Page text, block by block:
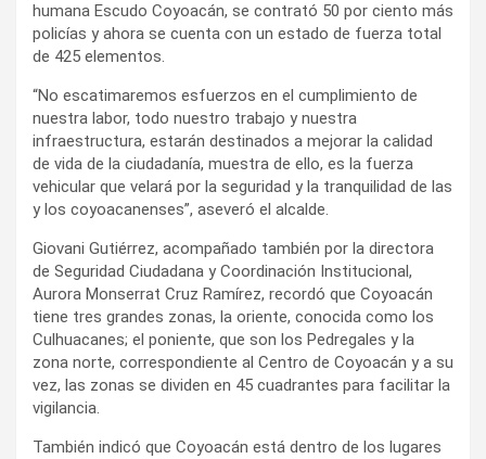
humana Escudo Coyoacán, se contrató 50 por ciento más
policías y ahora se cuenta con un estado de fuerza total
de 425 elementos.
“No escatimaremos esfuerzos en el cumplimiento de
nuestra labor, todo nuestro trabajo y nuestra
infraestructura, estarán destinados a mejorar la calidad
de vida de la ciudadanía, muestra de ello, es la fuerza
vehicular que velará por la seguridad y la tranquilidad de las
y los coyoacanenses”, aseveró el alcalde.
Giovani Gutiérrez, acompañado también por la directora
de Seguridad Ciudadana y Coordinación Institucional,
Aurora Monserrat Cruz Ramírez, recordó que Coyoacán
tiene tres grandes zonas, la oriente, conocida como los
Culhuacanes; el poniente, que son los Pedregales y la
zona norte, correspondiente al Centro de Coyoacán y a su
vez, las zonas se dividen en 45 cuadrantes para facilitar la
vigilancia.
También indicó que Coyoacán está dentro de los lugares